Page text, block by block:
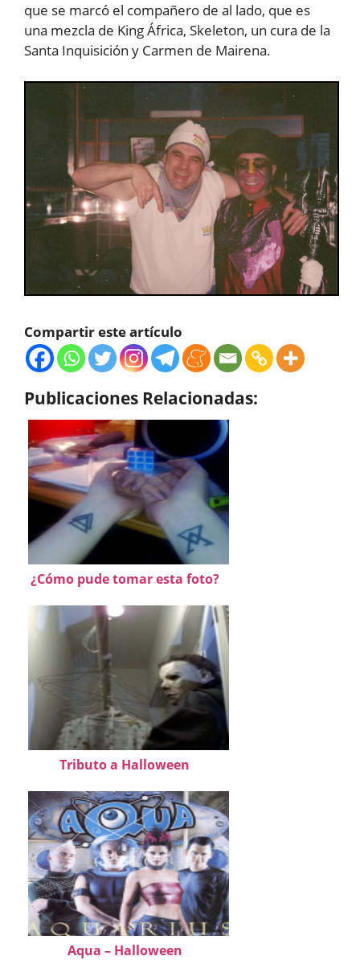
que se marcó el compañero de al lado, que es
una mezcla de King África, Skeleton, un cura de la
Santa Inquisición y Carmen de Mairena.
Compartir este artículo
Publicaciones Relacionadas:
¿Cómo pude tomar esta foto?
Tributo a Halloween
Aqua – Halloween